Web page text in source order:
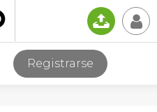
📤 👤
Registrarse